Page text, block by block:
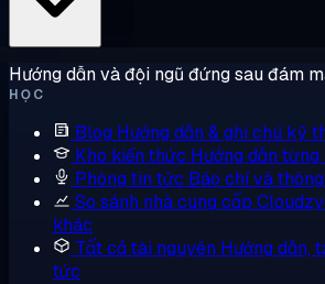
Hướng dẫn và đội ngũ đứng sau đám
HỌC
Blog Hướng dẫn & ghi chú kỹ
Kho kiến thức Hướng dẫn từng
Phòng tin tức Báo chí và
So sánh nhà cung cấp
khác
Tất cả tài nguyên Hướng dẫn,
tức